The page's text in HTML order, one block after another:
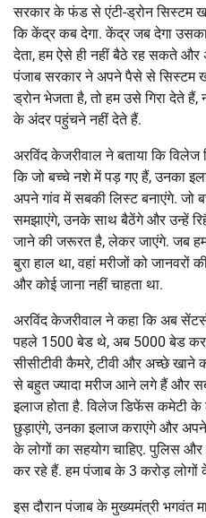
सरकार के फंड से एंटी-ड्रोन सिस्टम
कि केंद्र कब देगा. केंद्र जब देगा
देता, हम ऐसे ही नहीं बैठे रह सकते और
पंजाब सरकार ने अपने पैसे से सिस्टम
ड्रोन भेजता है, तो हम उसे गिरा देते
के अंदर पहुंचने नहीं देते हैं.
अरविंद केजरीवाल ने बताया कि
कि जो बच्चे नशे में पड़ गए हैं, उनका
अपने गांव में सबकी लिस्ट बनाएंगे. जो
समझाएंगे, उनके साथ बैठेंगे और उन्हें
जाने की जरूरत है, लेकर जाएंगे. जब
बुरा हाल था, वहां मरीजों को
और कोई जाना नहीं चाहता था.
अरविंद केजरीवाल ने कहा कि अब
पहले 1500 बेड थे, अब 5000 बेड कर
सीसीटीवी कैमरे, टीवी और अच्छे खाने
से बहुत ज्यादा मरीज आने लगे हैं और
इलाज होता है. विलेज डिफेंस कमेटी के
छुड़ाएंगे, उनका इलाज कराएंगे और
के लोगों का सहयोग चाहिए. पुलिस
कर रहे हैं. हम पंजाब के 3 करोड़ लोगों
इस दौरान पंजाब के मुख्यमंत्री भगवंत